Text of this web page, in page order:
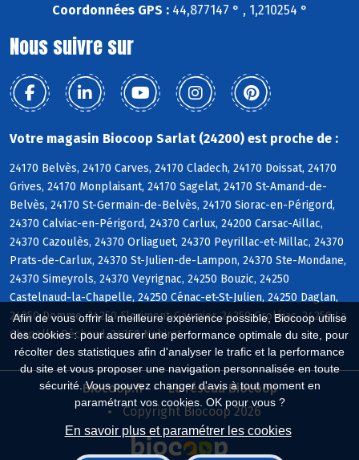
Afin de vous offrir la meilleure expérience possible, Biocoop utilise
des cookies : pour assurer une performance optimale du site, pour
récolter des statistiques afin d'analyser le trafic et la performance
du site et vous proposer une navigation personnalisée en toute
sécurité. Vous pouvez changer d'avis à tout moment en
paramétrant vos cookies. OK pour vous ?
En savoir plus et paramétrer les cookies
Coordonnées GPS :44,877147 ° , 1,210254 °
Nous suivre sur
Votre magasin Biocoop Sarlat (24200) est proche de :
24170 Belvès, 24170 Carves, 24170 Cladech, 24170 Doissat, 24170
Grives, 24170 Monplaisant, 24170 Sagelat, 24170 St-Amand-de-
Belvès, 24170 St-Germain-de-Belvès, 24170 Siorac-en-Périgord,
24370 Calviac-en-Périgord, 24370 Carlux, 24200 Carsac-Aillac,
24370 Cazoulès, 24370 Orliaguet, 24370 Peyrillac-et-Millac, 24370
Prats-de-Carlux, 24370 St-Julien-de-Lampon, 24370 Ste-Mondane,
24370 Simeyrols, 24370 Veyrignac, 24250 Bouzic, 24250
Castelnaud-la-Chapelle, 24250 Cénac-et-St-Julien, 24250 Daglan,
24250 Domme, 24250 Florimont-Gaumier, 24250 Groléjac, 24250 La
Chapelle-Péchaud, 24250 Nabirat
Biocoop.fr
Le réseau Biocoop
Copyright Biocoop 2026